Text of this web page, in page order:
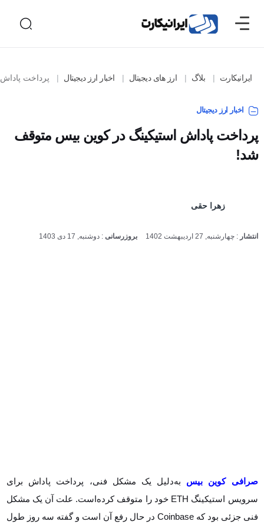
ایرانیکارت بلاگ ارز های دیجیتال اخبار ارز دیجیتال پرداخت پاداش
اخبار ارز دیجیتال
پرداخت پاداش استیکینگ در کوین بیس متوقف
شد!
زهرا حقی
انتشار:چهارشنبه, 27 اردیبهشت 1402 بروزرسانی:دوشنبه, 17 دی 1403
صرافی کوین بیسبه‌دلیل یک مشکل فنی، پرداخت پاداش برای سرویس
استیکینگ ETH خود را متوقف کرده‌است. علت آن یک مشکل فنی جزئی
بود که Coinbase در حال رفع آن است و گفته سه روز طول می‌کشد تا